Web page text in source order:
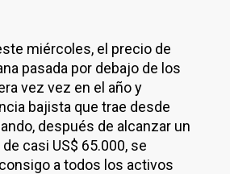
miércoles, el precio de
pasada por debajo de los
vez vez en el año y
bajista que trae desde
después de alcanzar un
casi US$ 65.000, se
a todos los activos